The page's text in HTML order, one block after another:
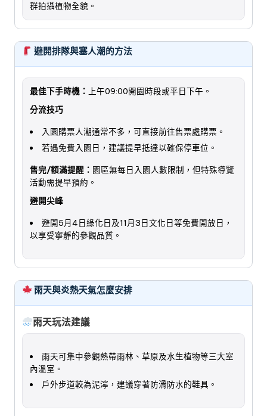
群拍攝植物全貌。
避開排隊與塞人潮的方法
最佳下手時機：
上午09:00開園時段或平日下午。
分流技巧
入園購票人潮通常不多，可直接前往售票處購票。
若遇免費入園日，建議提早抵達以確保停車位。
售完/額滿提醒： 園區無每日入園人數限制，但特殊導覽
活動需提早預約。
避開尖峰
避開5月4日綠化日及11月3日文化日等免費開放日，
以享受寧靜的參觀品質。
雨天與炎熱天氣怎麼安排
雨天玩法建議
雨天可集中參觀熱帶雨林、草原及水生植物等三大室
內溫室。
戶外步道較為泥濘，建議穿著防滑防水的鞋具。